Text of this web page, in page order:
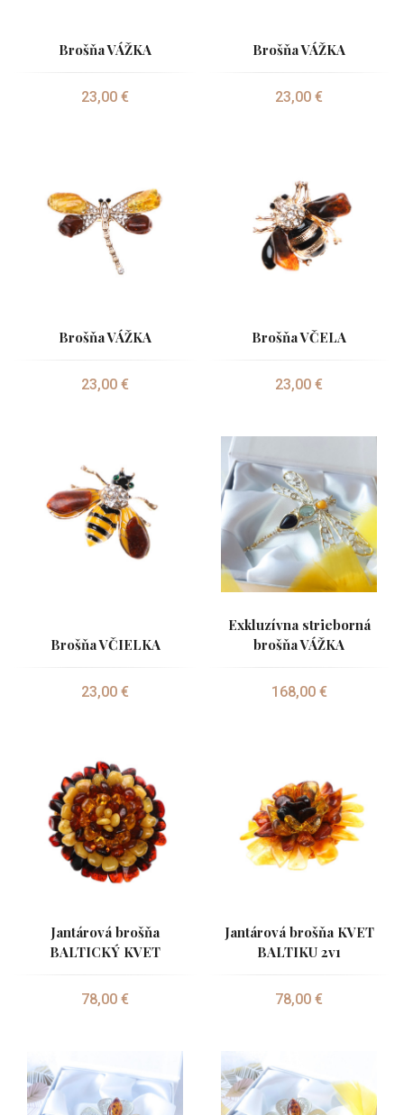
Brošňa VÁŽKA
23,00 €
Brošňa VÁŽKA
23,00 €
Brošňa VÁŽKA
23,00 €
Brošňa VČELA
23,00 €
Brošňa VČIELKA
23,00 €
Exkluzívna strieborná
brošňa VÁŽKA
168,00 €
Jantárová brošňa
BALTICKÝ KVET
78,00 €
Jantárová brošňa KVET
BALTIKU 2v1
78,00 €